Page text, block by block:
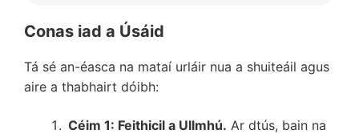
Conas iad a Úsáid
Tá sé an-éasca na mataí urláir nua a shuiteáil agus
aire a thabhairt dóibh:
Céim 1: Feithicil a Ullmhú. Ar dtús, bain na